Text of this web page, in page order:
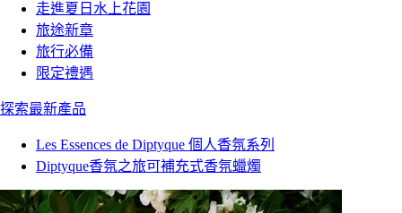
走進夏日水上花園
旅途新章
旅行必備
限定禮遇
探索最新產品
Les Essences de Diptyque 個人香氛系列
Diptyque香氛之旅可補充式香氛蠟燭